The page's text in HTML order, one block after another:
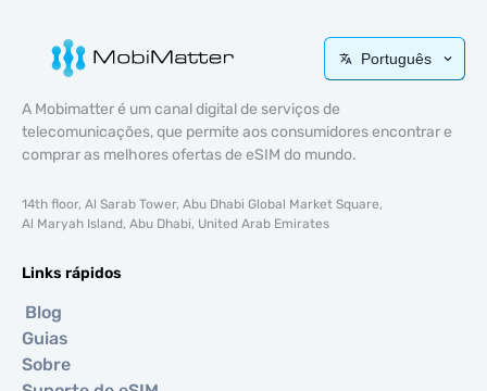
Português
A Mobimatter é um canal digital de serviços de
telecomunicações, que permite aos consumidores encontrar e
comprar as melhores ofertas de eSIM do mundo.
14th floor, Al Sarab Tower, Abu Dhabi Global Market Square,
Al Maryah Island, Abu Dhabi, United Arab Emirates
Links rápidos
Blog
Guias
Sobre